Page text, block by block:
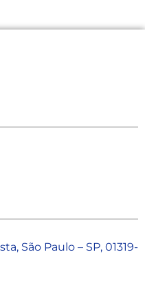
São Paulo – SP, 01319-